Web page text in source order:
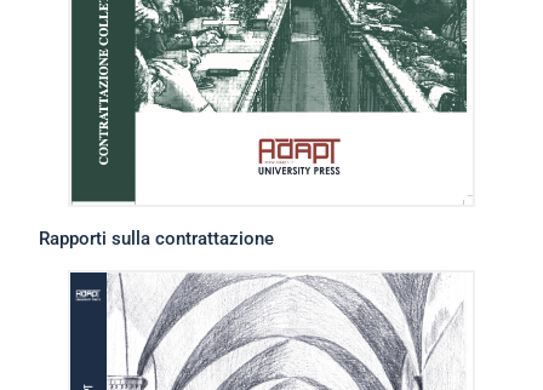
Rapporti sulla contrattazione